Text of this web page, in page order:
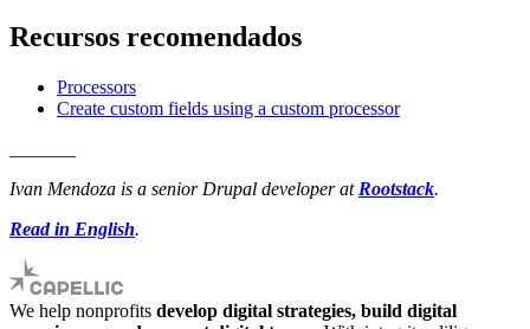
Recursos recomendados
Processors
Create custom fields using a custom processor
Ivan Mendoza is a senior Drupal developer at Rootstack.
Read in English.
We help nonprofits develop digital strategies, build digital